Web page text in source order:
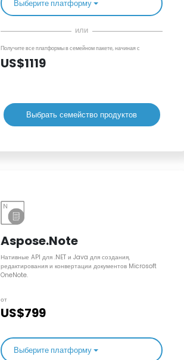
Выберите платформу
или
Получите все платформы в семейном пакете, начиная с
US$1119
Выбрать семейство продуктов
Aspose.Note
Нативные API для .NET и Java для создания,
редактирования и конвертации документов Microsoft
OneNote.
от
US$799
Выберите платформу